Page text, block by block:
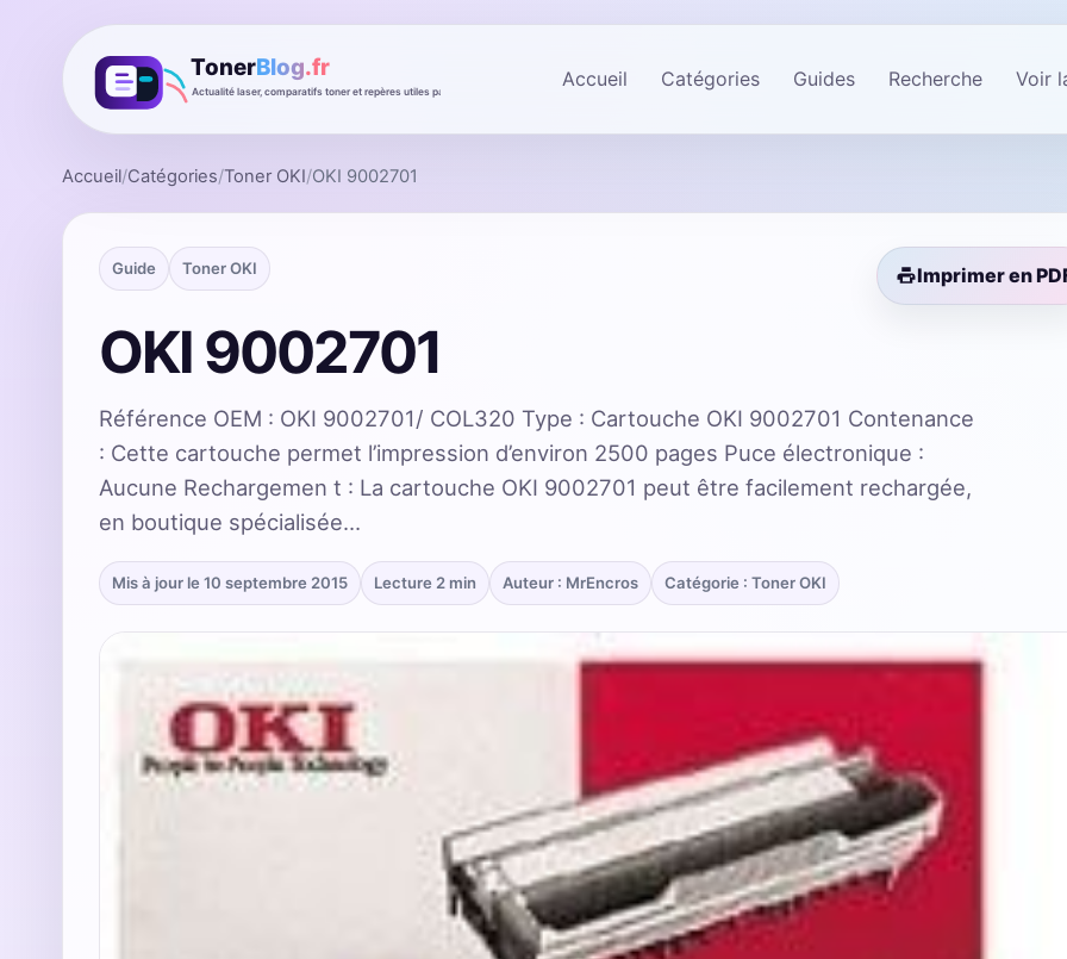
Accueil Catégories Guides Recherche Voir
Accueil/Catégories/Toner OKI/OKI 9002701
Guide Toner OKI Imprimer en
OKI 9002701
Référence OEM : OKI 9002701/ COL320 Type : Cartouche OKI 9002701 Contenance
: Cette cartouche permet l’impression d’environ 2500 pages Puce électronique :
Aucune Rechargemen t : La cartouche OKI 9002701 peut être facilement rechargée,
en boutique spécialisée…
Mis à jour le 10 septembre 2015 Lecture 2 min Auteur : MrEncros Catégorie : Toner OKI